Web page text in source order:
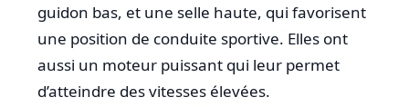
guidon bas, et une selle haute, qui favorisent
une position de conduite sportive. Elles ont
aussi un moteur puissant qui leur permet
d’atteindre des vitesses élevées.